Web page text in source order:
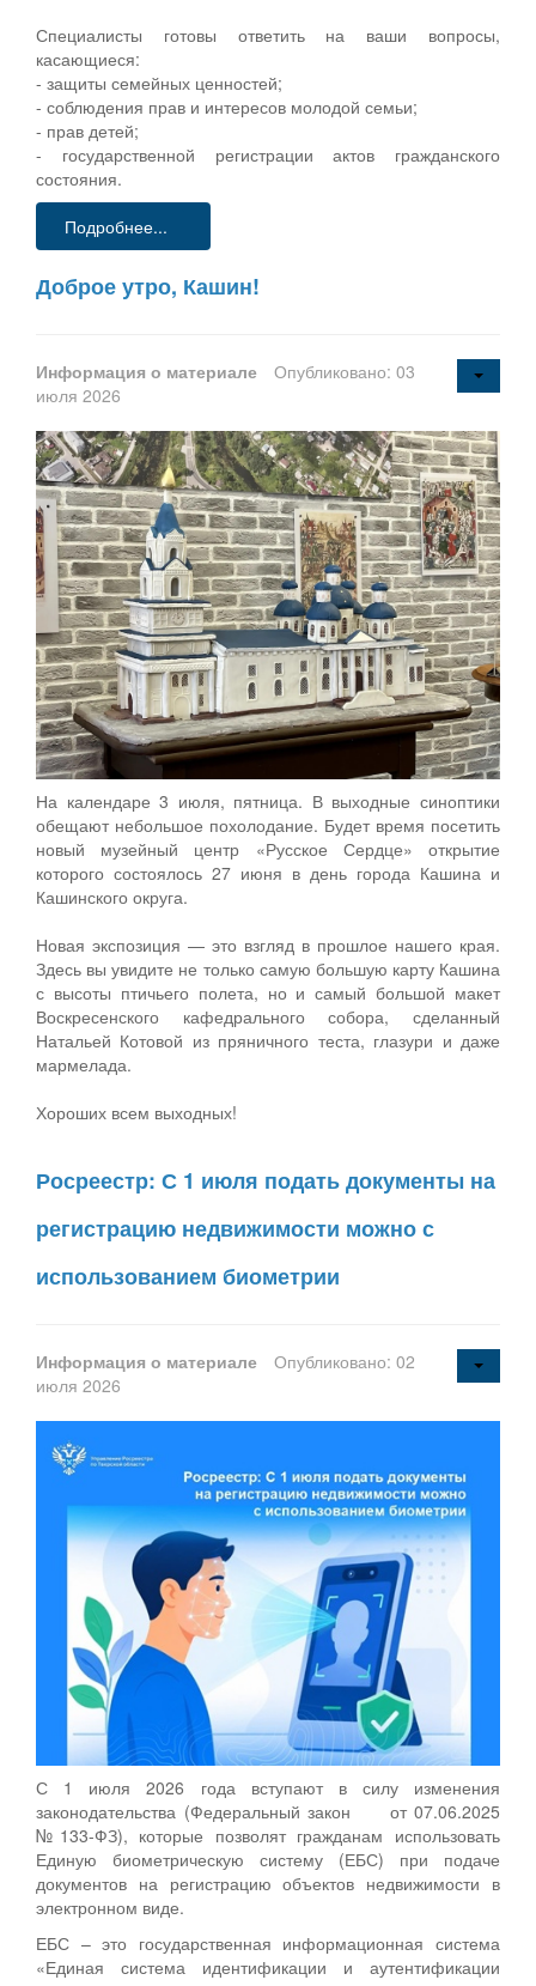
Специалисты готовы ответить на ваши вопросы,
касающиеся:
- защиты семейных ценностей;
- соблюдения прав и интересов молодой семьи;
- прав детей;
- государственной регистрации актов гражданского
состояния.
Подробнее...
Доброе утро, Кашин!
Информация о материале
Опубликовано: 03
июля 2026
На календаре 3 июля, пятница. В выходные синоптики
обещают небольшое похолодание. Будет время посетить
новый музейный центр «Русское Сердце» открытие
которого состоялось 27 июня в день города Кашина и
Кашинского округа.
Новая экспозиция — это взгляд в прошлое нашего края.
Здесь вы увидите не только самую большую карту Кашина
с высоты птичьего полета, но и самый большой макет
Воскресенского кафедрального собора, сделанный
Натальей Котовой из пряничного теста, глазури и даже
мармелада.
Хороших всем выходных!
Росреестр: С 1 июля подать документы на
регистрацию недвижимости можно с
использованием биометрии
Информация о материале
Опубликовано: 02
июля 2026
С 1 июля 2026 года вступают в силу изменения
законодательства (Федеральный закон от 07.06.2025
№133-ФЗ), которые позволят гражданам использовать
Единую биометрическую систему (ЕБС) при подаче
документов на регистрацию объектов недвижимости в
электронном виде.
ЕБС – это государственная информационная система
«Единая система идентификации и аутентификации